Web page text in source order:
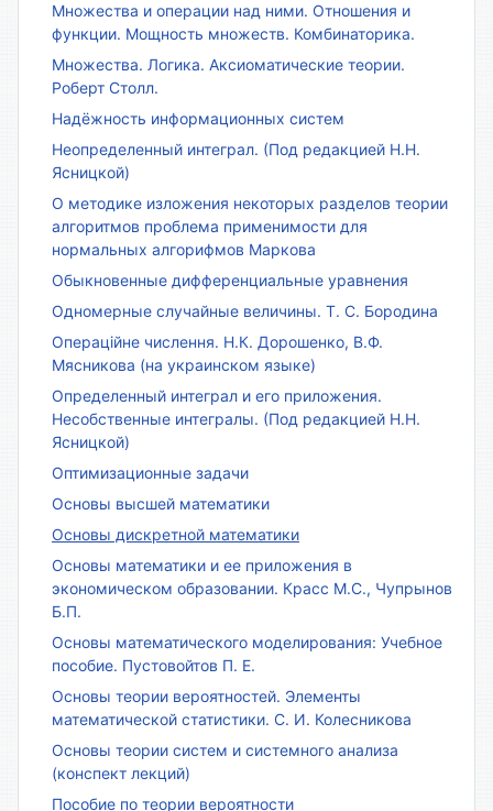
Множества и операции над ними. Отношения и
функции. Мощность множеств. Комбинаторика.
Множества. Логика. Аксиоматические теории.
Роберт Столл.
Надёжность информационных систем
Неопределенный интеграл. (Под редакцией Н.Н.
Ясницкой)
О методике изложения некоторых разделов теории
алгоритмов проблема применимости для
нормальных алгорифмов Маркова
Обыкновенные дифференциальные уравнения
Одномерные случайные величины. Т. С. Бородина
Операційне числення. Н.К. Дорошенко, В.Ф.
Мясникова (на украинском языке)
Определенный интеграл и его приложения.
Несобственные интегралы. (Под редакцией Н.Н.
Ясницкой)
Оптимизационные задачи
Основы высшей математики
Основы дискретной математики
Основы математики и ее приложения в
экономическом образовании. Красс М.С., Чупрынов
Б.П.
Основы математического моделирования: Учебное
пособие. Пустовойтов П. Е.
Основы теории вероятностей. Элементы
математической статистики. С. И. Колесникова
Основы теории систем и системного анализа
(конспект лекций)
Пособие по теории вероятности